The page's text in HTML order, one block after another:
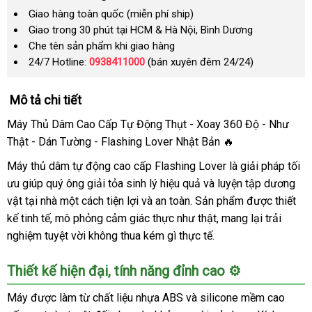
Giao hàng toàn quốc (miễn phí ship)
Giao trong 30 phút tại HCM & Hà Nội, Bình Dương
Che tên sản phẩm khi giao hàng
24/7 Hotline: 0938411000 (bán xuyên đêm 24/24)
Mô tả chi tiết
Máy Thủ Dâm Cao Cấp Tự Động Thụt - Xoay 360 Độ - Như
Thật - Dán Tường - Flashing Lover Nhật Bản 🔥
Máy thủ dâm tự động cao cấp Flashing Lover là giải pháp tối
ưu giúp quý ông giải tỏa sinh lý hiệu quả và luyện tập dương
vật tại nhà một cách tiện lợi và an toàn. Sản phẩm được thiết
kế tinh tế, mô phỏng cảm giác thực như thật, mang lại trải
nghiệm tuyệt vời không thua kém gì thực tế.
Thiết kế hiện đại, tính năng đỉnh cao ⚙️
Máy được làm từ chất liệu nhựa ABS và silicone mềm cao